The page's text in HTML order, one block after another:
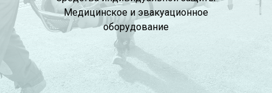
Медицинское и эвакуационное
оборудование